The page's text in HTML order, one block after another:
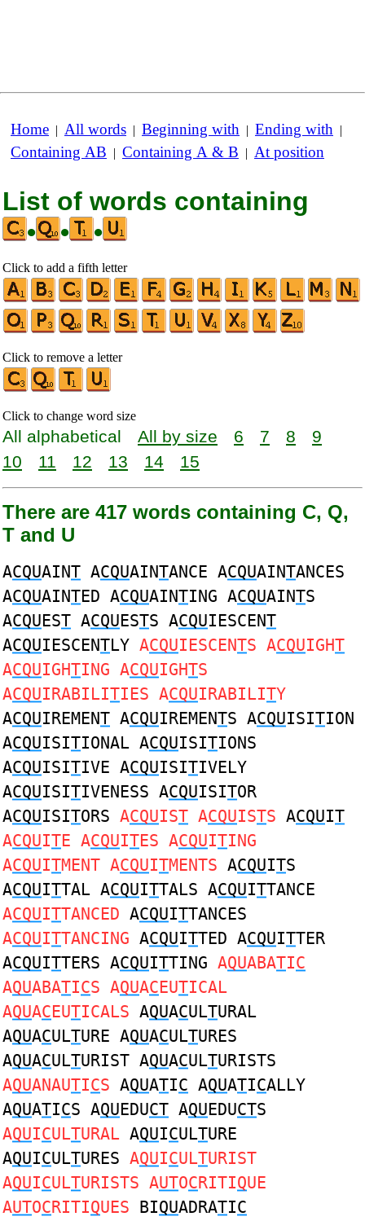
Home | All words | Beginning with | Ending with |
Containing AB | Containing A & B | At position
List of words containing
•
• •
Click to add a fifth letter
Click to remove a letter
Click to change word size
All alphabetical All by size 6 7 8
9
10
11 12 13 14 15
There are 417 words containing C, Q,
T and U
ACQUAINT ACQUAINTANCE ACQUAINTANCES
ACQUAINTED ACQUAINTING ACQUAINTS
ACQUEST ACQUESTS ACQUIESCENT
ACQUIESCENTLY ACQUIESCENTS ACQUIGHT
ACQUIGHTING ACQUIGHTS
ACQUIRABILITIES ACQUIRABILITY
ACQUIREMENT ACQUIREMENTS ACQUISITION
ACQUISITIONAL ACQUISITIONS
ACQUISITIVE ACQUISITIVELY
ACQUISITIVENESS ACQUISITOR
ACQUISITORS ACQUIST ACQUISTS ACQUIT
ACQUITE ACQUITES ACQUITING
ACQUITMENT ACQUITMENTS ACQUITS
ACQUITTAL ACQUITTALS ACQUITTANCE
ACQUITTANCED ACQUITTANCES
ACQUITTANCING ACQUITTED ACQUITTER
ACQUITTERS ACQUITTING AQUABATIC
AQUABATICS AQUACEUTICAL
AQUACEUTICALS AQUACULTURAL
AQUACULTURE AQUACULTURES
AQUACULTURIST AQUACULTURISTS
AQUANAUTICS AQUATIC AQUATICALLY
AQUATICS AQUEDUCT AQUEDUCTS
AQUICULTURAL AQUICULTURE
AQUICULTURES AQUICULTURIST
AQUICULTURISTS AUTOCRITIQUE
AUTOCRITIQUES BIQUADRATIC